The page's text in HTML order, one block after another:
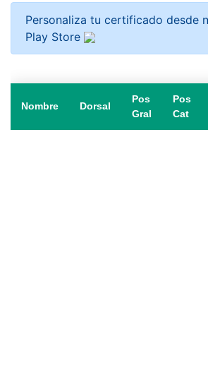
Personaliza tu certificado desde
Play Store
Nombre Dorsal
Pos
Gral
Pos
Cat